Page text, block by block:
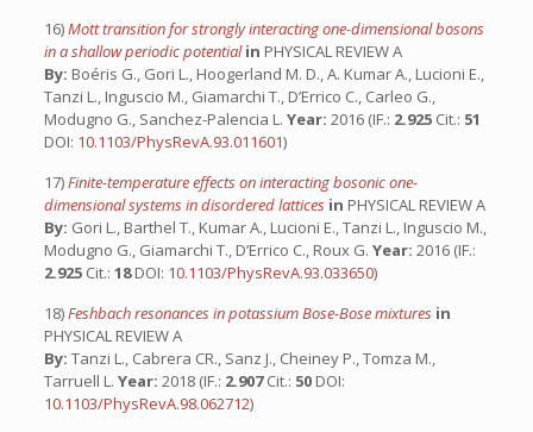
16)Mott transition for strongly interacting one-dimensional bosons
in a shallow periodic potentialin PHYSICAL REVIEW A
By: Boéris G., Gori L., Hoogerland M. D., A. Kumar A., Lucioni E.,
Tanzi L., Inguscio M., Giamarchi T., D’Errico C., Carleo G.,
Modugno G., Sanchez-Palencia L. Year: 2016 (IF.: 2.925 Cit.: 51
DOI: 10.1103/PhysRevA.93.011601)
17)Finite-temperature effects on interacting bosonic one-
dimensional systems in disordered lattices in PHYSICAL REVIEW A
By: Gori L., Barthel T., Kumar A., Lucioni E., Tanzi L., Inguscio M.,
Modugno G., Giamarchi T., D’Errico C., Roux G. Year: 2016 (IF.:
2.925 Cit.: 18DOI: 10.1103/PhysRevA.93.033650)
18)Feshbach resonances in potassium Bose-Bose mixtures in
PHYSICAL REVIEW A
By: Tanzi L., Cabrera CR., Sanz J., Cheiney P., Tomza M.,
Tarruell L. Year: 2018 (IF.: 2.907Cit.: 50 DOI:
10.1103/PhysRevA.98.062712)